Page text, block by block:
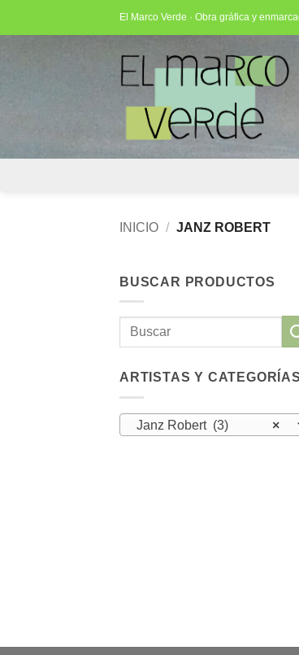
El Marco Verde · Obra gráfica y
INICIO / JANZ ROBERT
BUSCAR PRODUCTOS
Buscar
ARTISTAS Y CATEGORÍAS
×
Janz Robert (3)